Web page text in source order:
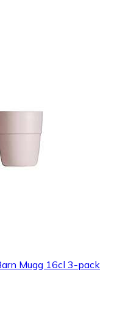
Mugg 16cl 3-pack